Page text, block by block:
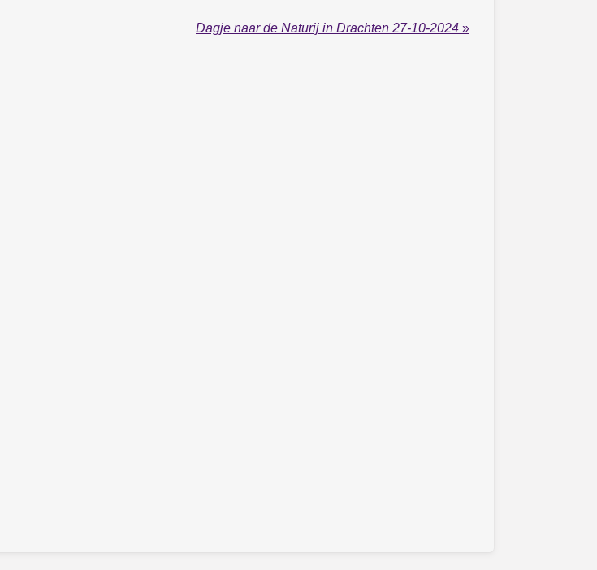
Dagje naar de Naturij in Drachten 27-10-2024 »